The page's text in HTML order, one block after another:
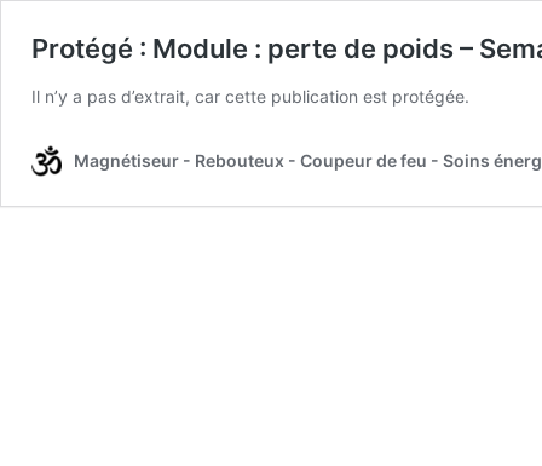
Protégé : Module : perte de poids –
Il n’y a pas d’extrait, car cette publication est protégée.
Magnétiseur - Rebouteux - Coupeur de feu - Soins